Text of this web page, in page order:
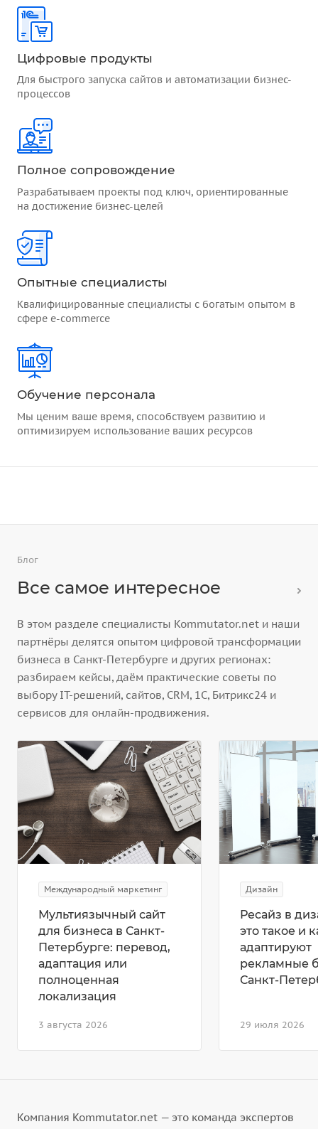
Цифровые продукты
Для быстрого запуска сайтов и автоматизации бизнес-
процессов
Полное сопровождение
Разрабатываем проекты под ключ, ориентированные
на достижение бизнес-целей
Опытные специалисты
Квалифицированные специалисты с богатым опытом в
сфере e-commerce
Обучение персонала
Мы ценим ваше время, способствуем развитию и
оптимизируем использование ваших ресурсов
Блог
Все самое интересное
В этом разделе специалисты Kommutator.net и наши
партнёры делятся опытом цифровой трансформации
бизнеса в Санкт-Петербурге и других регионах:
разбираем кейсы, даём практические советы по
выбору IT-решений, сайтов, CRM, 1С, Битрикс24 и
сервисов для онлайн-продвижения.
Международный маркетинг
3 августа 2026
Мультиязычный сайт
для бизнеса в Санкт-
Петербурге: перевод,
адаптация или
полноценная
локализация
Дизайн
29 июля 2026
Ресайз в
это такое и
адаптируют
рекламные
Санкт-
Компания Kommutator.net — это команда экспертов